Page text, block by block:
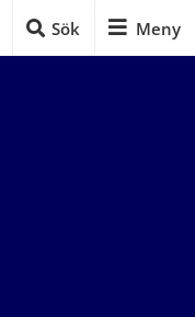
Sök Meny